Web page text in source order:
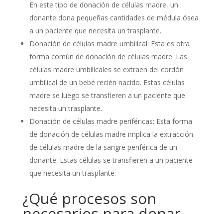
En este tipo de donación de células madre, un
donante dona pequeñas cantidades de médula ósea
a un paciente que necesita un trasplante.
Donación de células madre umbilical: Esta es otra
forma común de donación de células madre. Las
células madre umbilicales se extraen del cordón
umbilical de un bebé recién nacido. Estas células
madre se luego se transfieren a un paciente que
necesita un trasplante.
Donación de células madre periféricas: Esta forma
de donación de células madre implica la extracción
de células madre de la sangre periférica de un
donante. Estas células se transfieren a un paciente
que necesita un trasplante.
¿Qué procesos son